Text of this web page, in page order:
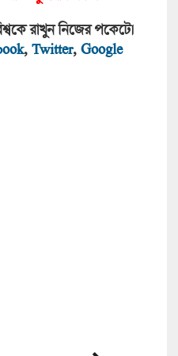
রাখুন নিজের পকেটে।
, Twitter, Google